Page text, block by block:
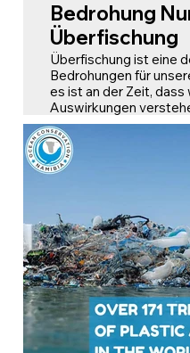
Bedrohung
Überfischung
Überfischung ist eine
Bedrohungen für
es ist an der Zeit, dass
Auswirkungen
Fische schneller
fortpflanzen können,
empfindliche
marinen Ökosysteme.
nur zum Rückgang
sondern
Nahrungsketten und
unzählige
reichen weit über das
hinaus. Überfischung
Lebensräume wie
Seegraswiesen, die
Gesundheit der
unerlässlich sind.